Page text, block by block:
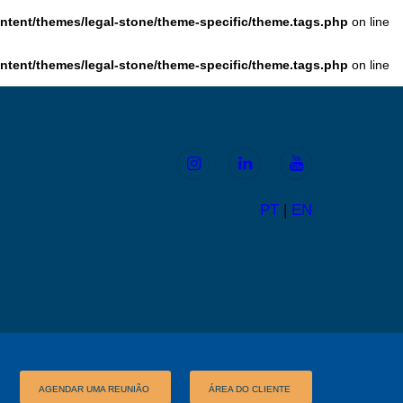
themes/legal-stone/theme-specific/theme.tags.php on line
themes/legal-stone/theme-specific/theme.tags.php on line
PT | EN
AGENDAR UMA REUNIÃO ÁREA DO CLIENTE